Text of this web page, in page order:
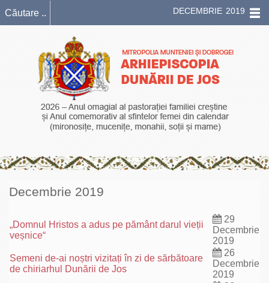
DECEMBRIE 2019
Decembrie 2019
„Domnul Hristos a adus pe pământ darul vieții
veșnice“
29
Decembrie
2019
Semeni de-ai noștri vizitați în zi de sărbătoare
de chiriarhul Dunării de Jos
26
Decembrie
2019